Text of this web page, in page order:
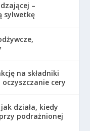
–
sylwetkę
na składniki
cery
działa, kiedy
podrażnionej